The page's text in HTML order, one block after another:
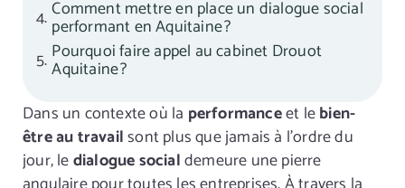
Comment mettre en place un dialogue social
performant en Aquitaine ?
Pourquoi faire appel au cabinet Drouot
Aquitaine ?
Dans un contexte où la performanceet lebien-
être au travailsont plus que jamais à l’ordre du
jour, ledialogue socialdemeure une pierre